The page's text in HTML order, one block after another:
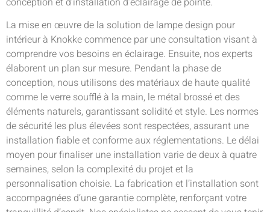
La mise en œuvre de la solution de lampe design pour
intérieur à Knokke commence par une consultation visant à
comprendre vos besoins en éclairage. Ensuite, nos experts
élaborent un plan sur mesure. Pendant la phase de
conception, nous utilisons des matériaux de haute qualité
comme le verre soufflé à la main, le métal brossé et des
éléments naturels, garantissant solidité et style. Les normes
de sécurité les plus élevées sont respectées, assurant une
installation fiable et conforme aux réglementations. Le délai
moyen pour finaliser une installation varie de deux à quatre
semaines, selon la complexité du projet et la
personnalisation choisie. La fabrication et l’installation sont
accompagnées d’une garantie complète, renforçant votre